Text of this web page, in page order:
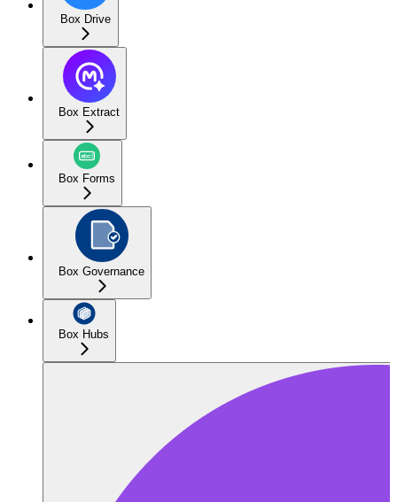
Box Drive
Box Extract
Box Forms
Box Governance
Box Hubs